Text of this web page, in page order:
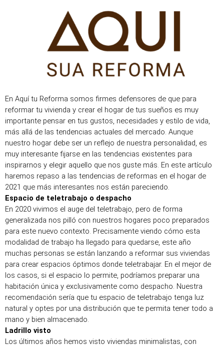
En Aquí tu Reforma somos firmes defensores de que para
reformar tu vivienda y crear el hogar de tus sueños es muy
importante pensar en tus gustos, necesidades y estilo de vida,
más allá de las tendencias actuales del mercado. Aunque
nuestro hogar debe ser un reflejo de nuestra personalidad, es
muy interesante fijarse en las tendencias existentes para
inspirarnos y elegir aquello que nos guste más. En este artículo
haremos repaso a las tendencias de reformas en el hogar de
2021 que más interesantes nos están pareciendo.
Espacio de teletrabajo o despacho
En 2020 vivimos el auge del teletrabajo, pero de forma
generalizada nos pilló con nuestros hogares poco preparados
para este nuevo contexto. Precisamente viendo cómo esta
modalidad de trabajo ha llegado para quedarse, este año
muchas personas se están lanzando a reformar sus viviendas
para crear espacios óptimos donde teletrabajar. En el mejor de
los casos, si el espacio lo permite, podríamos preparar una
habitación única y exclusivamente como despacho. Nuestra
recomendación sería que tu espacio de teletrabajo tenga luz
natural y optes por una distribución que te permita tener todo a
mano y bien almacenado.
Ladrillo visto
Los últimos años hemos visto viviendas minimalistas, con